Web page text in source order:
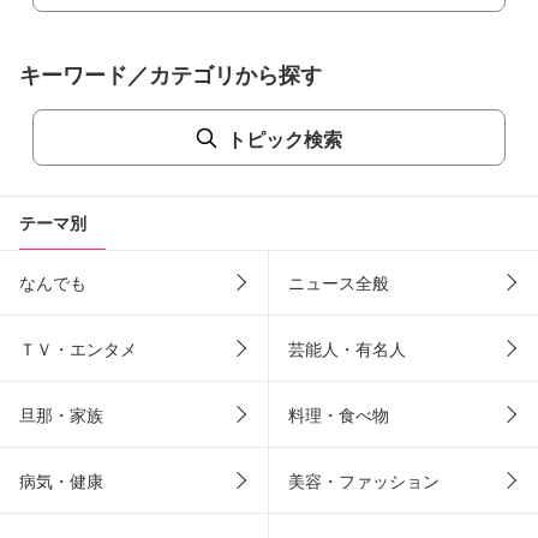
キーワード／カテゴリから探す
トピック検索
テーマ別
なんでも ニュース全般
ＴＶ・エンタメ 芸能人・有名人
旦那・家族 料理・食べ物
病気・健康 美容・ファッション